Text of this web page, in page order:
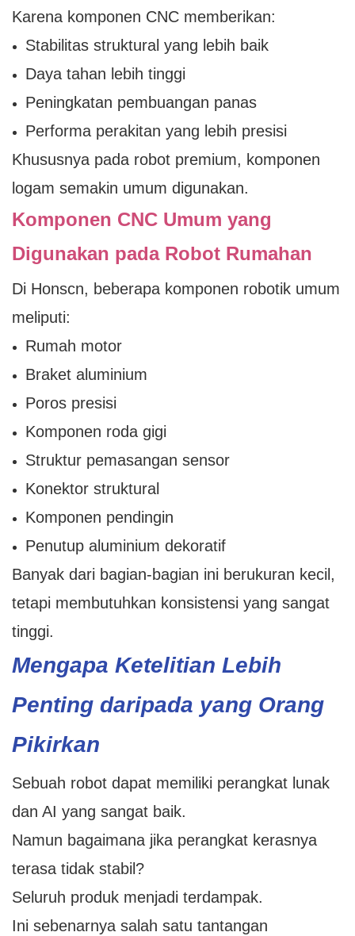
Karena komponen CNC memberikan:
Stabilitas struktural yang lebih baik
Daya tahan lebih tinggi
Peningkatan pembuangan panas
Performa perakitan yang lebih presisi
Khususnya pada robot premium, komponen
logam semakin umum digunakan.
Komponen CNC Umum yang
Digunakan pada Robot Rumahan
Di Honscn, beberapa komponen robotik umum
meliputi:
Rumah motor
Braket aluminium
Poros presisi
Komponen roda gigi
Struktur pemasangan sensor
Konektor struktural
Komponen pendingin
Penutup aluminium dekoratif
Banyak dari bagian-bagian ini berukuran kecil,
tetapi membutuhkan konsistensi yang sangat
tinggi.
Mengapa Ketelitian Lebih
Penting daripada yang Orang
Pikirkan
Sebuah robot dapat memiliki perangkat lunak
dan AI yang sangat baik.
Namun bagaimana jika perangkat kerasnya
terasa tidak stabil?
Seluruh produk menjadi terdampak.
Ini sebenarnya salah satu tantangan